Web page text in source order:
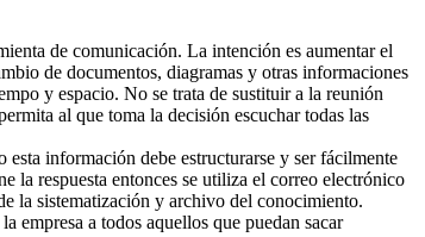
de comunicación. La intención es aumentar el
de documentos, diagramas y otras informaciones
y espacio. No se trata de sustituir a la reunión
al que toma la decisión escuchar todas las
información debe estructurarse y ser fácilmente
la respuesta entonces se utiliza el correo electrónico
la sistematización y archivo del conocimiento.
empresa a todos aquellos que puedan sacar